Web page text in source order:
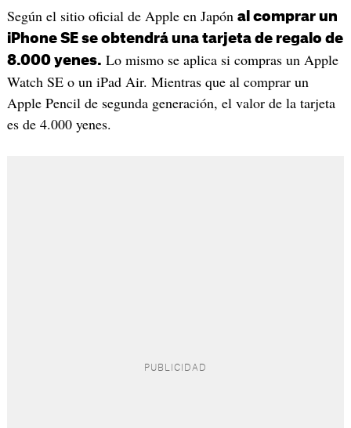
Según el sitio oficial de Apple en Japón al comprar un
iPhone SE se obtendrá una tarjeta de regalo de
8.000 yenes. Lo mismo se aplica si compras un Apple
Watch SE o un iPad Air. Mientras que al comprar un
Apple Pencil de segunda generación, el valor de la tarjeta
es de 4.000 yenes.